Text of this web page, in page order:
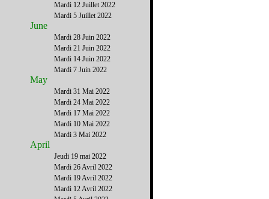
Mardi 12 Juillet 2022
Mardi 5 Juillet 2022
June
Mardi 28 Juin 2022
Mardi 21 Juin 2022
Mardi 14 Juin 2022
Mardi 7 Juin 2022
May
Mardi 31 Mai 2022
Mardi 24 Mai 2022
Mardi 17 Mai 2022
Mardi 10 Mai 2022
Mardi 3 Mai 2022
April
Jeudi 19 mai 2022
Mardi 26 Avril 2022
Mardi 19 Avril 2022
Mardi 12 Avril 2022